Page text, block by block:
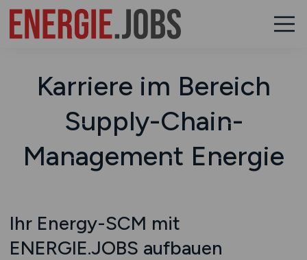
Karriere im Bereich
Supply-Chain-
Management Energie
Ihr Energy-SCM mit
ENERGIE.JOBS aufbauen